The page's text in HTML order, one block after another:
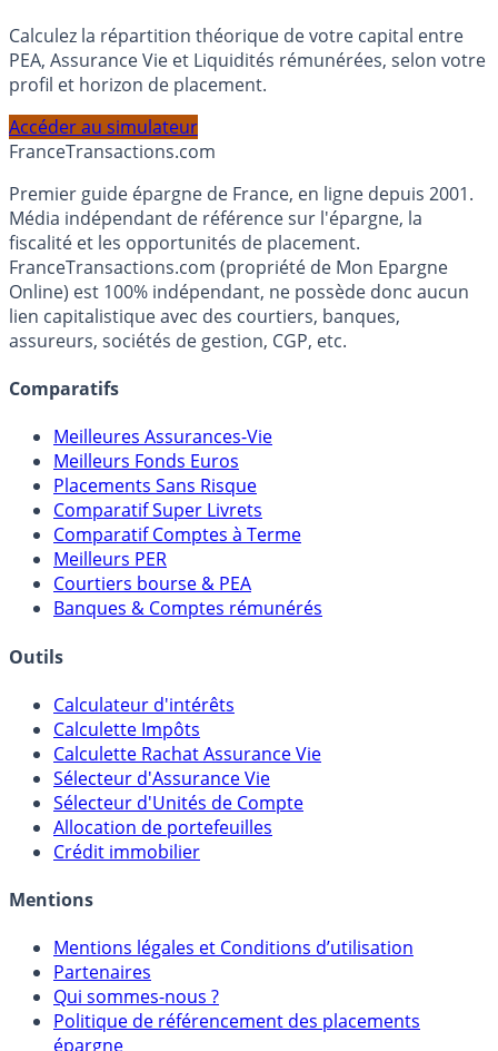
Simulateur d'Allocation
Calculez la répartition théorique de votre capital entre
profil et horizon de placement.
FranceTransactions.com
Premier guide épargne de France, en ligne depuis 2001.
Média indépendant de référence sur l'épargne, la
fiscalité et les opportunités de placement.
FranceTransactions.com (propriété de Mon Epargne
Online) est 100% indépendant, ne possède donc aucun
assureurs, sociétés de gestion, CGP, etc.
Comparatifs
Meilleures Assurances-Vie
Meilleurs Fonds Euros
Placements Sans Risque
Comparatif Super Livrets
Comparatif Comptes à Terme
Meilleurs PER
Banques & Comptes rémunérés
Outils
Calculateur d'intérêts
Calculette Impôts
Calculette Rachat Assurance Vie
Sélecteur d'Assurance Vie
Sélecteur d'Unités de Compte
Crédit immobilier
Mentions
Mentions légales et Conditions d’utilisation
Partenaires
Qui sommes-nous ?